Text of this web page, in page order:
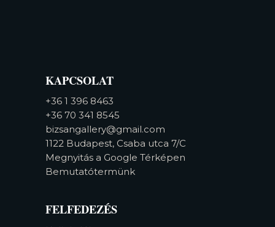
KAPCSOLAT
+36 1 396 8463
+36 70 341 8545
bizsangallery@gmail.com
1122 Budapest, Csaba utca 7/C
Megnyitás a Google Térképen
Bemutatótermünk
FELFEDEZÉS